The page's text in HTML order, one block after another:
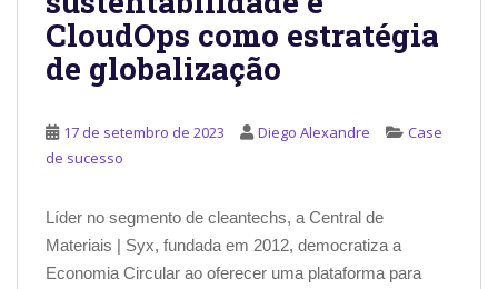
CloudOps como estratégia
de globalização
17 de setembro de 2023 Diego Alexandre
Case
de sucesso
Líder no segmento de cleantechs, a Central de
Materiais | Syx, fundada em 2012, democratiza a
Economia Circular ao oferecer uma plataforma para